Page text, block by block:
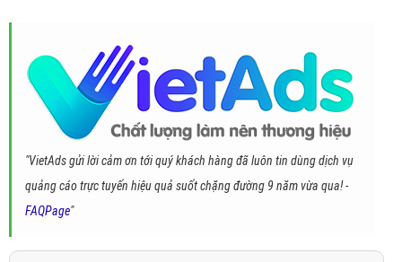
"VietAds gửi lời cảm ơn tới quý khách hàng đã luôn tin dùng dịch vụ
quảng cáo trực tuyến hiệu quả suốt chặng đường 9 năm vừa qua! -
FAQPage"